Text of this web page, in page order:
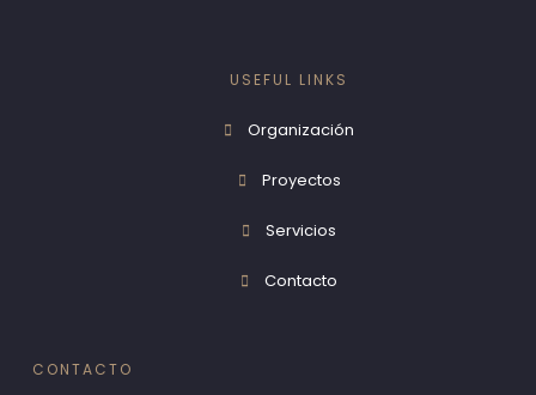
USEFUL LINKS
Organización
Proyectos
Servicios
Contacto
CONTACTO